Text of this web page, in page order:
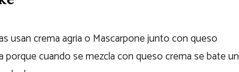
usan crema agria o Mascarpone junto con queso
cuando se mezcla con queso crema se bate un